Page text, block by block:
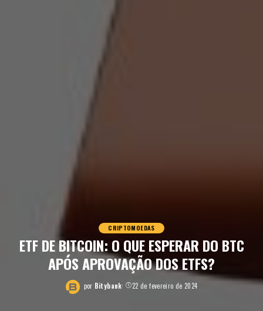
CRIPTOMOEDAS
ETF DE BITCOIN: O QUE ESPERAR DO BTC
APÓS APROVAÇÃO DOS ETFS?
por Bitybank 22 de fevereiro de 2024